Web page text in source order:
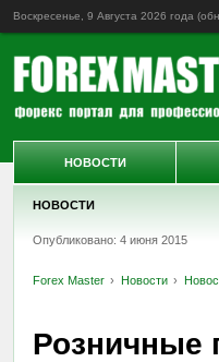
Воскресенье, 9 Августа 2026 года
НОВОСТИ
Опубликовано: 4 июня 2015
Forex Master Новости
Розничные
НОВОСТИ